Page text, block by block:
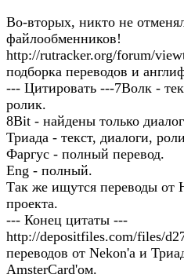
Во-вторых, никто не
файлообменников!
http://rutracker.org/forum/
подборка переводов и
--- Цитировать ---7Волк -
ролик.
8Bit - найдены только
Триада - текст, диалоги,
Фаргус - полный перевод.
Eng - полный.
Так же ищутся переводы от
проекта.
--- Конец цитаты ---
http://depositfiles.com/files/
переводов от Nekon'a и
AmsterCard'ом.